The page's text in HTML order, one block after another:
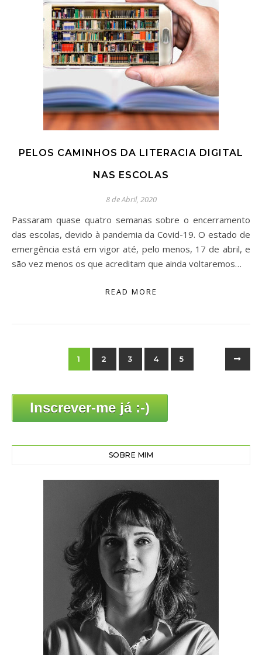
PELOS CAMINHOS DA LITERACIA DIGITAL
NAS ESCOLAS
8 de Abril, 2020
Passaram quase quatro semanas sobre o encerramento
das escolas, devido à pandemia da Covid-19. O estado de
emergência está em vigor até, pelo menos, 17 de abril, e
são vez menos os que acreditam que ainda voltaremos…
READ MORE
1 2 3 4 5
Inscrever-me já :-)
SOBRE MIM